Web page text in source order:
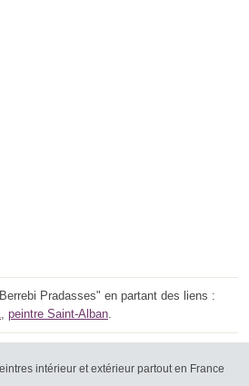
Pradasses" en partant des liens :
, peintre Saint-Alban.
intérieur et extérieur partout en France